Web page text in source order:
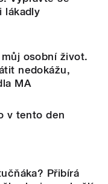
lákadly
osobní život.
nedokážu,
MA
v tento den
Přibírá